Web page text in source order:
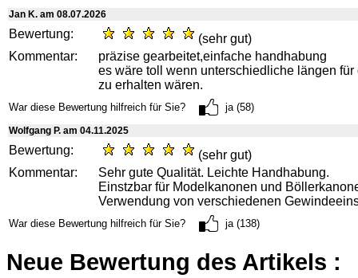
Jan K. am 08.07.2026
Bewertung:
(sehr gut)
Kommentar:
präzise gearbeitet,einfache handhabung
es wäre toll wenn unterschiedliche längen
zu erhalten wären.
War diese Bewertung hilfreich für Sie? ja (58)
Wolfgang P. am 04.11.2025
Bewertung:
(sehr gut)
Kommentar:
Sehr gute Qualität. Leichte Handhabung.
Einstzbar für Modelkanonen und
Verwendung von verschiedenen
War diese Bewertung hilfreich für Sie? ja (138)
Neue Bewertung des Artikels :